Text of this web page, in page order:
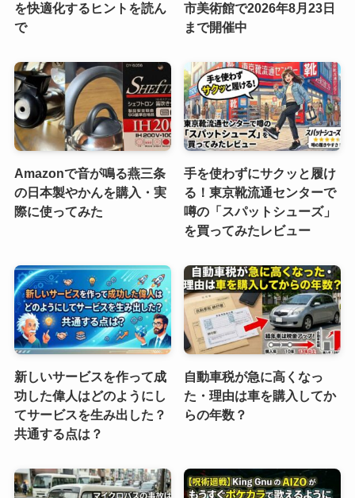
を快適化するヒントを読ん
で
市美術館で2026年8月23日
まで開催中
Amazonで音が鳴る燕三条
の日本製やかんを購入・実
際に使ってみた
手を使わずにサクッと履け
る！東京靴流通センターで
噂の「スパットシューズ」
を買ってみたレビュー
新しいサービスを作って成
功した偉人はどのようにし
てサービスを生み出した？
共通する点は？
自動車税が急に高くなっ
た・理由は車を購入してか
らの年数？